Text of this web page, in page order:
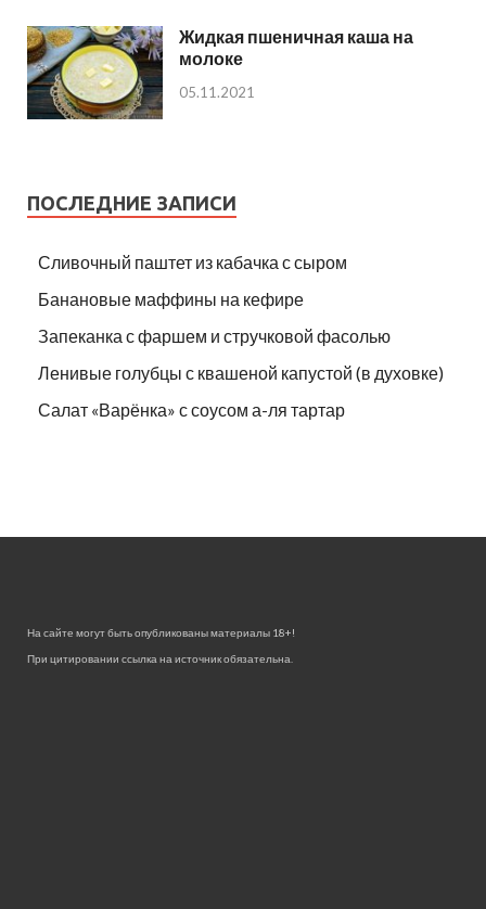
Жидкая пшеничная каша на
молоке
05.11.2021
ПОСЛЕДНИЕ ЗАПИСИ
Сливочный паштет из кабачка с сыром
Банановые маффины на кефире
Запеканка с фаршем и стручковой фасолью
Ленивые голубцы с квашеной капустой (в духовке)
Салат «Варёнка» с соусом а-ля тартар
На сайте могут быть опубликованы материалы 18+!
При цитировании ссылка на источник обязательна.